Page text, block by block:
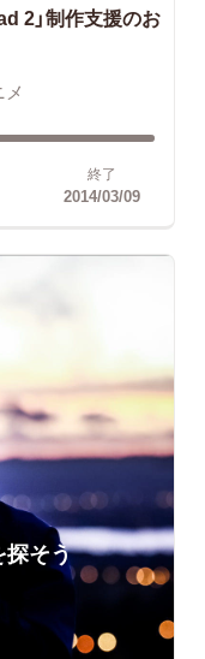
2」制作支援のお
終了
2014/03/09
探そう